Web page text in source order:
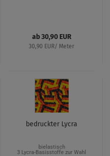
ab 30,90 EUR
30,90 EUR/ Meter
bedruckter Lycra
bielastisch
3 Lycra-Basisstoffe zur Wahl